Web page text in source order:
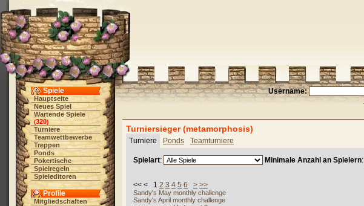
Spiele
Hauptseite
Neues Spiel
Wartende Spiele
(320)
Turniere
Teamwettbewerbe
Treppen
Ponds
Pokertische
Spielregeln
Spieleditoren
Profile
Mitgliedschaften
Username:
Turniersieger (metamorphosis)
Turniere Ponds Teamturniere
Spielart: Minimale Anzahl an Spielern:
<< < 1 2 3 4 5 6 > >>
Sandy's May monthly challenge
Sandy's April monthly challenge